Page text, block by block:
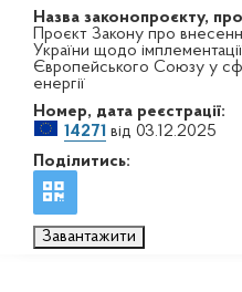
Назва законопроєкту,
Проєкт Закону про
України щодо
Європейського Союзу у
енергії
Номер, дата реєстрації:
14271 від 03.12.2025
Поділитись:
Завантажити